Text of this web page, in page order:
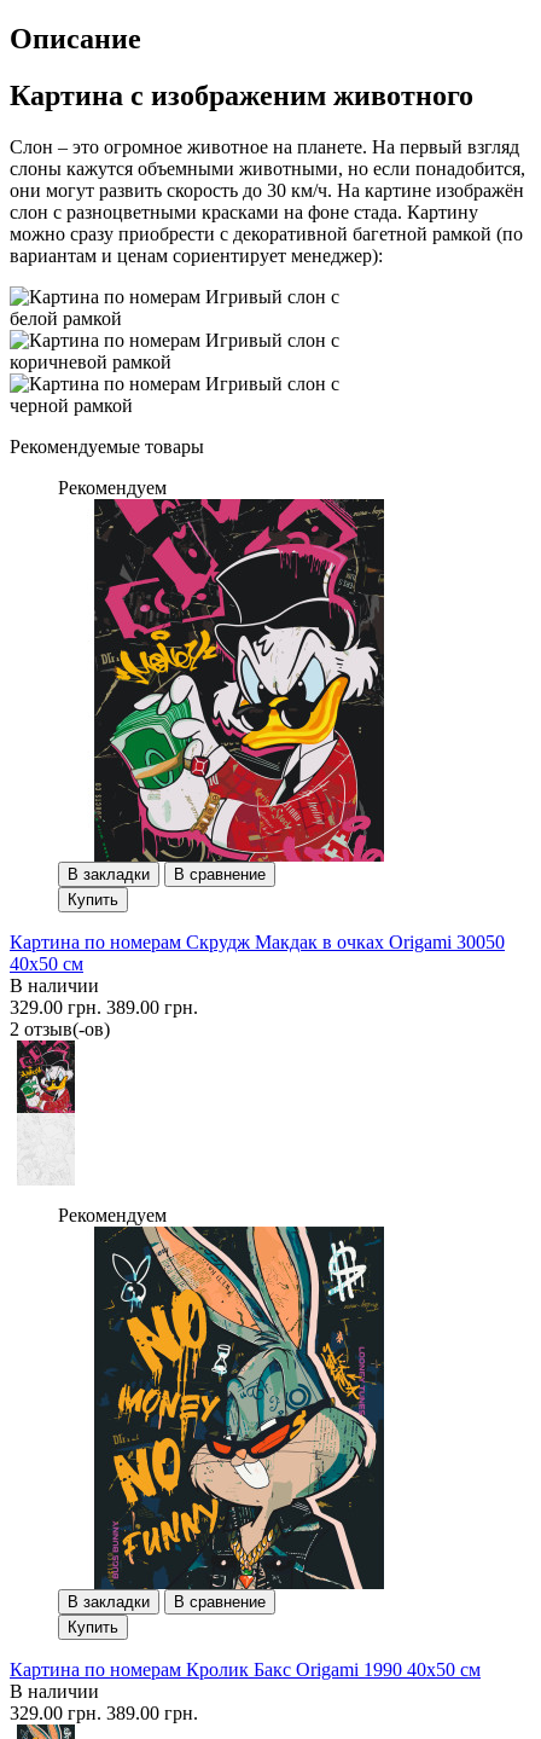
Описание
Картина с изображеним животного
Слон – это огромное животное на планете. На первый взгляд
слоны кажутся объемными животными, но если понадобится,
они могут развить скорость до 30 км/ч. На картине изображён
слон с разноцветными красками на фоне стада. Картину
можно сразу приобрести с декоративной багетной рамкой (по
вариантам и ценам сориентирует менеджер):
Рекомендуемые товары
Рекомендуем
В закладки
В сравнение
Купить
Картина по номерам Скрудж Макдак в очках Origami 30050
40x50 см
В наличии
329.00 грн. 389.00 грн.
2 отзыв(-ов)
Рекомендуем
В закладки
В сравнение
Купить
Картина по номерам Кролик Бакс Origami 1990 40x50 см
В наличии
329.00 грн. 389.00 грн.